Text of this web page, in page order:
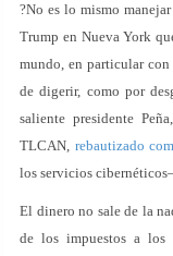
?No es lo mismo
Trump en Nueva York
mundo, en particular
de digerir, como por
saliente presidente
TLCAN, rebautizado
los servicios
El dinero no sale de la
de los impuestos a los